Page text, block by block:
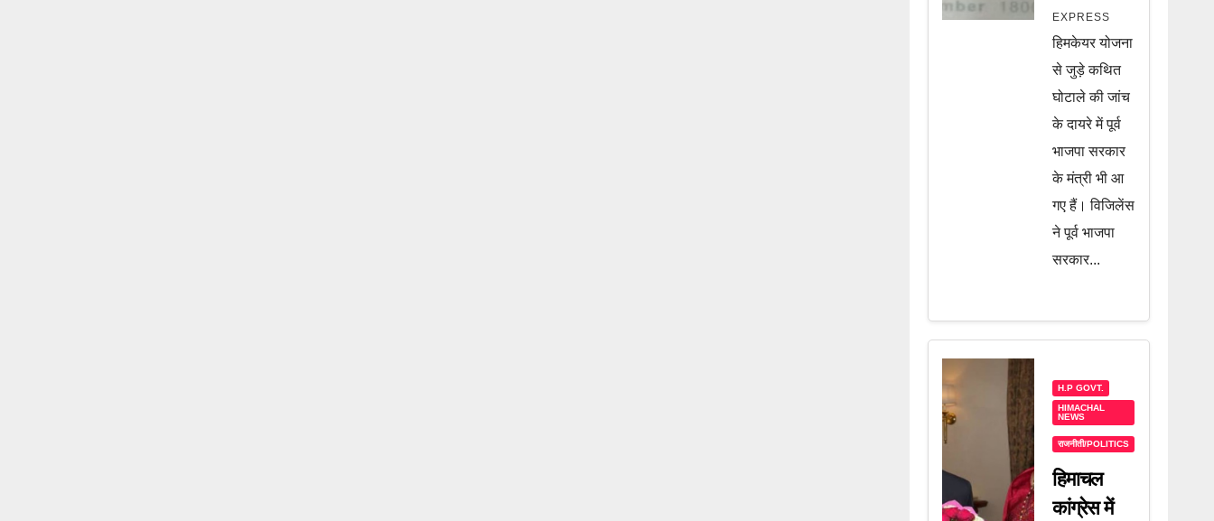
मंत्री भी जांच
के घेरे में, जानें
पूरी खबर
EXPRESS
हिमकेयर योजना
से जुड़े कथित
घोटाले की जांच
के दायरे में पूर्व
भाजपा सरकार
के मंत्री भी आ
गए हैं। विजिलेंस
ने पूर्व भाजपा
सरकार...
H.P GOVT.
HIMACHAL
NEWS
राजनीती/POLITICS
हिमाचल
कांग्रेस में